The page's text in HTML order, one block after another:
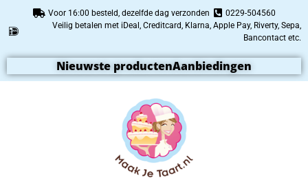
Voor 16:00 besteld, dezelfde dag verzonden
0229-504560
Veilig betalen met iDeal, Creditcard, Klarna, Apple Pay, Riverty, Sepa,
Bancontact etc.
Nieuwste productenAanbiedingen